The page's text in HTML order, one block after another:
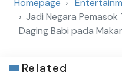
Jadi Negara Pemasok
Daging Babi pada
Related